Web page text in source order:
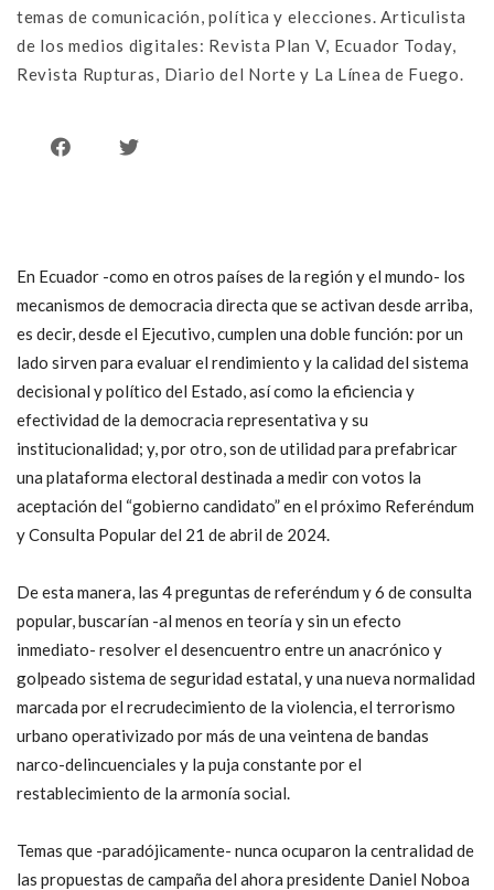
temas de comunicación, política y elecciones. Articulista
de los medios digitales: Revista Plan V, Ecuador Today,
Revista Rupturas, Diario del Norte y La Línea de Fuego.
En Ecuador -como en otros países de la región y el mundo- los
mecanismos de democracia directa que se activan desde arriba,
es decir, desde el Ejecutivo, cumplen una doble función: por un
lado sirven para evaluar el rendimiento y la calidad del sistema
decisional y político del Estado, así como la eficiencia y
efectividad de la democracia representativa y su
institucionalidad; y, por otro, son de utilidad para prefabricar
una plataforma electoral destinada a medir con votos la
aceptación del “gobierno candidato” en el próximo Referéndum
y Consulta Popular del 21 de abril de 2024.
De esta manera, las 4 preguntas de referéndum y 6 de consulta
popular, buscarían -al menos en teoría y sin un efecto
inmediato- resolver el desencuentro entre un anacrónico y
golpeado sistema de seguridad estatal, y una nueva normalidad
marcada por el recrudecimiento de la violencia, el terrorismo
urbano operativizado por más de una veintena de bandas
narco-delincuenciales y la puja constante por el
restablecimiento de la armonía social.
Temas que -paradójicamente- nunca ocuparon la centralidad de
las propuestas de campaña del ahora presidente Daniel Noboa